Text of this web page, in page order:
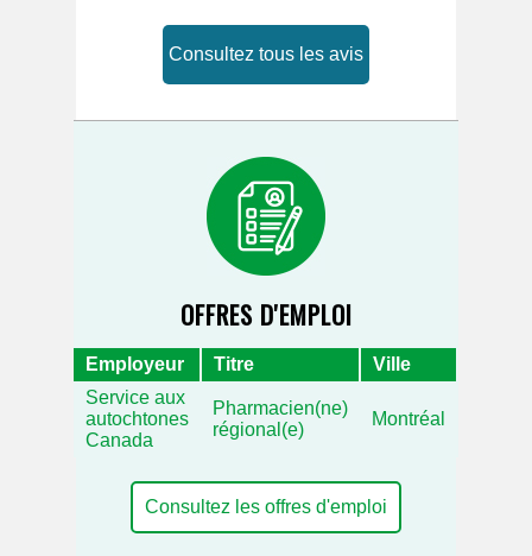
Consultez tous les avis
OFFRES D'EMPLOI
Employeur Titre
Ville
Service aux
autochtones
Canada
Pharmacien(ne)
régional(e)
Montréal
Consultez les offres d'emploi